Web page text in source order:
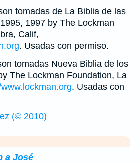
tomadas de La Biblia de las
1997 by The Lockman
Calif,
. Usadas con permiso.
tomadas Nueva Biblia de los
The Lockman Foundation, La
. Usadas con
(© 2010)
a José